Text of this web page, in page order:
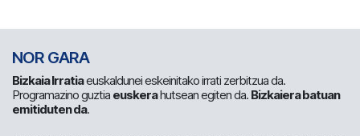
NOR GARA
Bizkaia Irratiaeuskaldunei eskeinitako irrati zerbitzua da.
Programazino guztia euskerahutsean egiten da. Bizkaiera batuan
emitiduten da.